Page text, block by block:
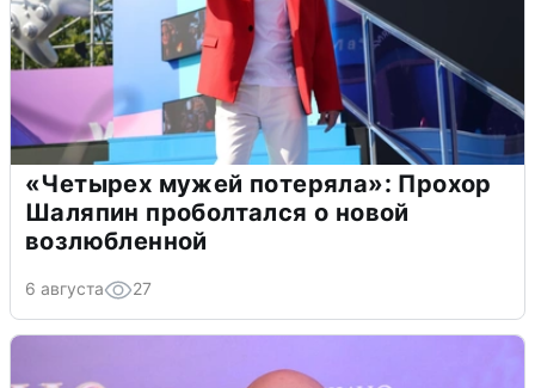
«Четырех мужей потеряла»: Прохор
Шаляпин проболтался о новой
возлюбленной
6 августа 27